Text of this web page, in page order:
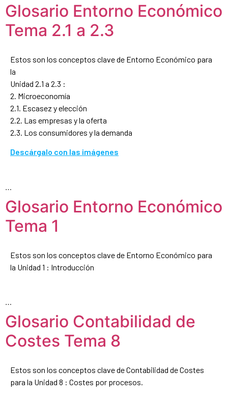
Glosario Entorno Económico
Tema 2.1 a 2.3
Estos son los conceptos clave de Entorno Económico para
la
Unidad 2.1 a 2.3 :
2. Microeconomía
2.1. Escasez y elección
2.2. Las empresas y la oferta
2.3. Los consumidores y la demanda
Descárgalo con las imágenes
…
Glosario Entorno Económico
Tema 1
Estos son los conceptos clave de Entorno Económico para
la Unidad 1 : Introducción
…
Glosario Contabilidad de
Costes Tema 8
Estos son los conceptos clave de Contabilidad de Costes
para la Unidad 8 : Costes por procesos.